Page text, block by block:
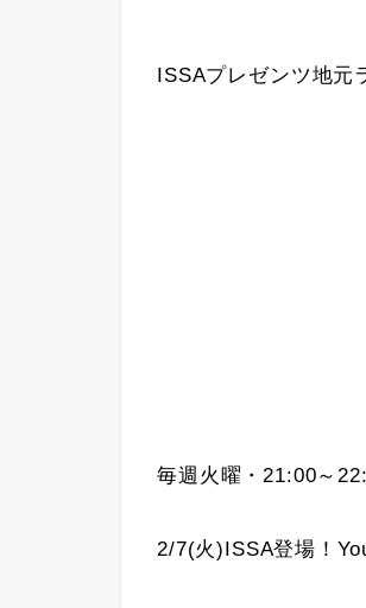
ISSAプレゼンツ地元
毎週火曜・21:00～
2/7(火)ISSA登場！